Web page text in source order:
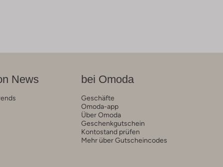
News bei Omoda
Geschäfte
Omoda-app
Über Omoda
Geschenkgutschein
Kontostand prüfen
Mehr über Gutscheincodes